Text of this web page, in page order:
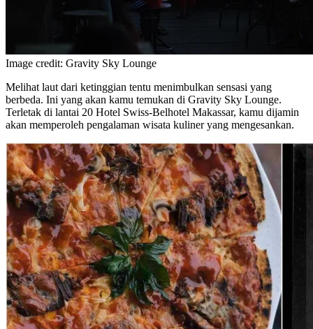
Image credit: Gravity Sky Lounge
Melihat laut dari ketinggian tentu menimbulkan sensasi yang
berbeda. Ini yang akan kamu temukan di Gravity Sky Lounge.
Terletak di lantai 20 Hotel Swiss-Belhotel Makassar, kamu dijamin
akan memperoleh pengalaman wisata kuliner yang mengesankan.